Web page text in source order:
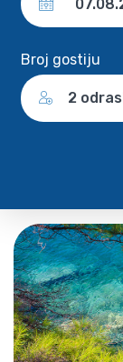
Broj gostiju
2